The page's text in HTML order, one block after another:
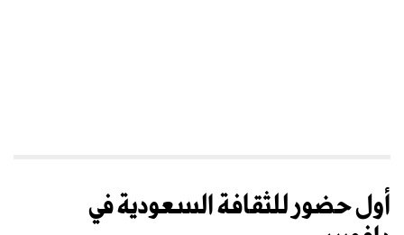
أول حضور للثقافة السعودية في